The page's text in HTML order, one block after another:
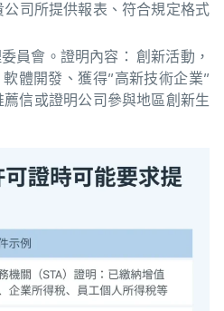
司所提供報表、符合規定格式
員會。證明內容： 創新活動，
體開發、獲得”高新技術企業”
信或證明公司參與地區創新生